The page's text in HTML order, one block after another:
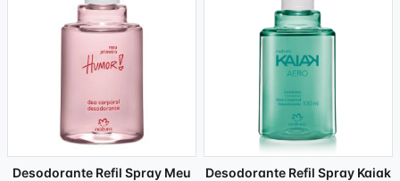
Desodorante Refil Spray Meu
Desodorante Refil Spray Kaiak